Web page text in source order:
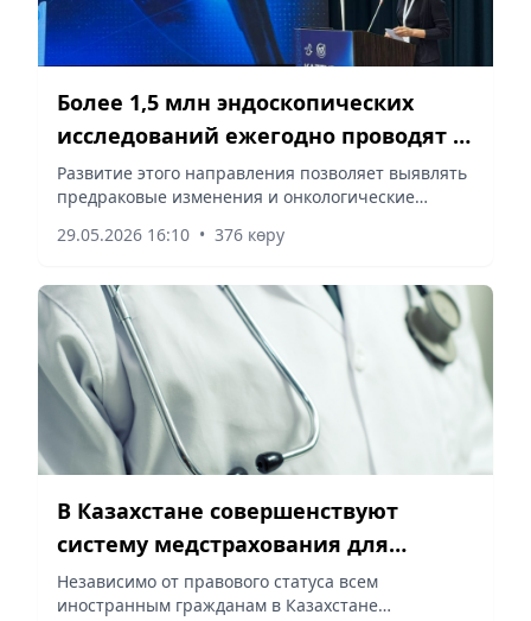
Более 1,5 млн эндоскопических
исследований ежегодно проводят в
Казахстане
Развитие этого направления позволяет выявлять
предраковые изменения и онкологические
корреспондент vecher.kz.
29.05.2026 16:10 • 376 көру
В Казахстане совершенствуют
систему медстрахования для
иностранных граждан
Независимо от правового статуса всем
иностранным гражданам в Казахстане